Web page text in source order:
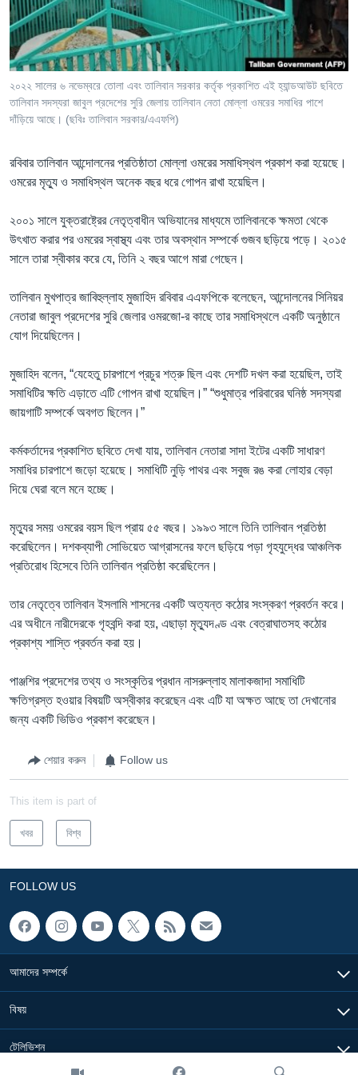
Learning English
FOLLOW US
২০২২ সালের ৬ নভেম্বরে তোলা এবং তালিবান সরকার কর্তৃক প্রকাশিত এই হ্যান্ডআউট ছবিতে
তালিবান সদস্যরা জাবুল প্রদেশের সুরি জেলায় তালিবান নেতা মোল্লা ওমরের সমাধির পাশে
দাঁড়িয়ে আছে। (ছবিঃ তালিবান সরকার/এএফপি)
রবিবার তালিবান আন্দোলনের প্রতিষ্ঠাতা মোল্লা ওমরের সমাধিস্থল প্রকাশ করা হয়েছে।
ওমরের মৃত্যু ও সমাধিস্থল অনেক বছর ধরে গোপন রাখা হয়েছিল।
২০০১ সালে যুক্তরাষ্ট্রের নেতৃত্বাধীন অভিযানের মাধ্যমে তালিবানকে ক্ষমতা থেকে
উৎখাত করার পর ওমরের স্বাস্থ্য এবং তার অবস্থান সম্পর্কে গুজব ছড়িয়ে পড়ে। ২০১৫
সালে তারা স্বীকার করে যে, তিনি ২ বছর আগে মারা গেছেন।
তালিবান মুখপাত্র জাবিহুল্লাহ মুজাহিদ রবিবার এএফপিকে বলেছেন, আন্দোলনের সিনিয়র
নেতারা জাবুল প্রদেশের সুরি জেলার ওমরজো-র কাছে তার সমাধিস্থলে একটি অনুষ্ঠানে
যোগ দিয়েছিলেন।
মুজাহিদ বলেন, “যেহেতু চারপাশে প্রচুর শত্রু ছিল এবং দেশটি দখল করা হয়েছিল, তাই
সমাধিটির ক্ষতি এড়াতে এটি গোপন রাখা হয়েছিল।” “শুধুমাত্র পরিবারের ঘনিষ্ঠ সদস্যরা
জায়গাটি সম্পর্কে অবগত ছিলেন।”
কর্মকর্তাদের প্রকাশিত ছবিতে দেখা যায়, তালিবান নেতারা সাদা ইটের একটি সাধারণ
সমাধির চারপাশে জড়ো হয়েছে। সমাধিটি নুড়ি পাথর এবং সবুজ রঙ করা লোহার বেড়া
দিয়ে ঘেরা বলে মনে হচ্ছে।
মৃত্যুর সময় ওমরের বয়স ছিল প্রায় ৫৫ বছর। ১৯৯৩ সালে তিনি তালিবান প্রতিষ্ঠা
করেছিলেন। দশকব্যাপী সোভিয়েত আগ্রাসনের ফলে ছড়িয়ে পড়া গৃহযুদ্ধের আঞ্চলিক
প্রতিরোধ হিসেবে তিনি তালিবান প্রতিষ্ঠা করেছিলেন।
তার নেতৃত্বে তালিবান ইসলামি শাসনের একটি অত্যন্ত কঠোর সংস্করণ প্রবর্তন করে।
এর অধীনে নারীদেরকে গৃহবন্দি করা হয়, এছাড়া মৃত্যুদণ্ড এবং বেত্রাঘাতসহ কঠোর
প্রকাশ্য শাস্তি প্রবর্তন করা হয়।
পাঞ্জশির প্রদেশের তথ্য ও সংস্কৃতির প্রধান নাসরুল্লাহ মালাকজাদা সমাধিটি
ক্ষতিগ্রস্ত হওয়ার বিষয়টি অস্বীকার করেছেন এবং এটি যা অক্ষত আছে তা দেখানোর
জন্য একটি ভিডিও প্রকাশ করেছেন।
শেয়ার করুন Follow us
This item is part of
খবর বিশ্ব
FOLLOW US
আমাদের সম্পর্কে
বিষয়
টেলিভিশন